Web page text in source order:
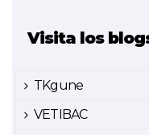
Visita los
TKgune
VETIBAC